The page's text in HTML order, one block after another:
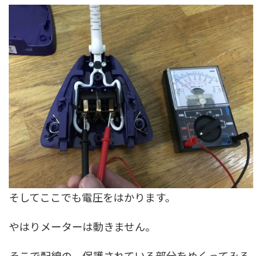
そしてここでも電圧をはかります。
やはりメーターは動きません。